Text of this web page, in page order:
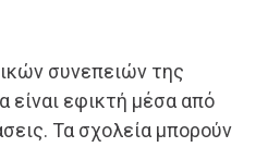
συνεπειών της
είναι εφικτή μέσα από
Τα σχολεία μπορούν